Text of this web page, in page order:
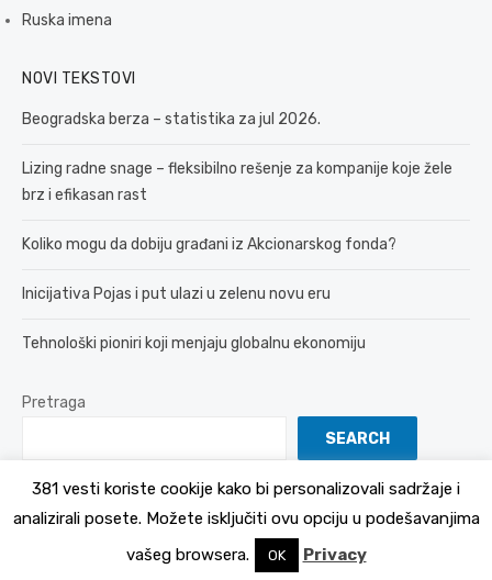
Ruska imena
NOVI TEKSTOVI
Beogradska berza – statistika za jul 2026.
Lizing radne snage – fleksibilno rešenje za kompanije koje žele
brz i efikasan rast
Koliko mogu da dobiju građani iz Akcionarskog fonda?
Inicijativa Pojas i put ulazi u zelenu novu eru
Tehnološki pioniri koji menjaju globalnu ekonomiju
Pretraga
SEARCH
Politika Privatnosti
381 vesti koriste cookije kako bi personalizovali sadržaje i
analizirali posete. Možete isključiti ovu opciju u podešavanjima
vašeg browsera.
OK Privacy